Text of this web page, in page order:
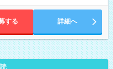
する 詳細へ